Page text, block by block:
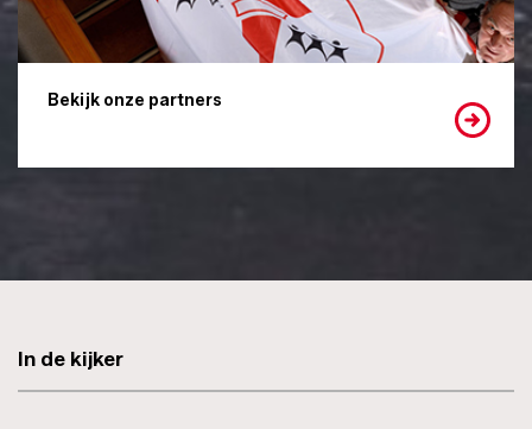
Bekijk onze partners
In de kijker